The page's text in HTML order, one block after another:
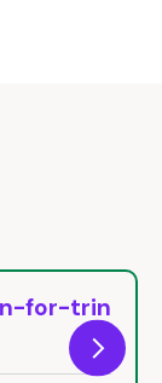
for-trin